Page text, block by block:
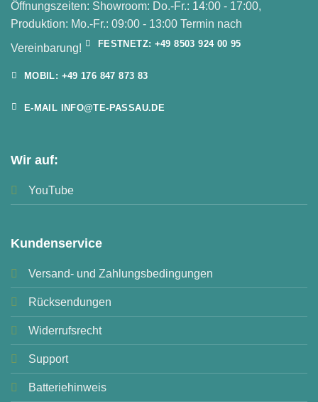
Öffnungszeiten: Showroom: Do.-Fr.: 14:00 - 17:00,
Produktion: Mo.-Fr.: 09:00 - 13:00 Termin nach
Vereinbarung!
FESTNETZ: +49 8503 924 00 95
MOBIL: +49 176 847 873 83
E-MAIL INFO@TE-PASSAU.DE
Wir auf:
YouTube
Kundenservice
Versand- und Zahlungsbedingungen
Rücksendungen
Widerrufsrecht
Support
Batteriehinweis